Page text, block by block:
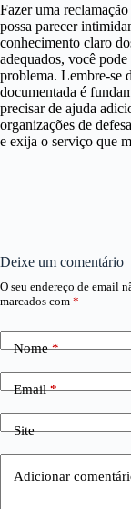
Fazer uma
possa parecer
conhecimento claro
adequados, você
problema. Lembre-se
documentada é
precisar de ajuda
organizações de
e exija o serviço que
Deixe um comentário
O seu endereço de email
marcados com *
Nome*
Email*
Site
Adicionar